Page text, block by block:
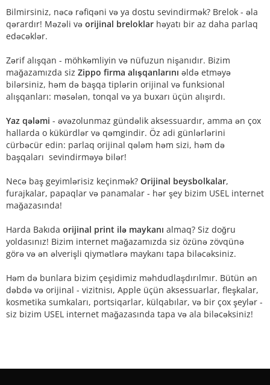
Bilmirsiniz, nəcə rəfiqəni və ya dostu sevindirmək? Brelok - əla
qərardır! Məzəli və orijinal breloklar həyatı bir az daha parlaq
edəcəklər.
Zərif alışqan - möhkəmliyin və nüfuzun nişanıdır. Bizim
mağazamızda siz Zippo firma alışqanlarını əldə etməyə
bilərsiniz, həm də başqa tiplərin orijinal və funksional
alışqanları: məsələn, tonqal və ya buxarı üçün alışırdı.
Yaz qələmi - əvəzolunmaz gündəlik aksessuardır, amma ən çox
hallarda o kükürdlər və qəmgindir. Öz adi günlərlərini
cürbəcür edin: parlaq orijinal qələm həm sizi, həm də
başqaları sevindirməyə bilər!
Necə baş geyimlərisiz keçinmək? Orijinal beysbolkalar,
furajkalar, papaqlar və panamalar - hər şey bizim USEL internet
mağazasında!
Harda Bakıda orijinal print ilə maykanı almaq? Siz doğru
yoldasınız! Bizim internet mağazamızda siz özünə zövqünə
görə və ən əlverişli qiymətlərə maykanı tapa biləcəksiniz.
Həm də bunlara bizim çeşidimiz məhdudlaşdırılmır. Bütün ən
dəbdə və orijinal - vizitnisı, Apple üçün aksessuarlar, fleşkalar,
kosmetika sumkaları, portsiqarlar, külqabılar, və bir çox şeylər -
siz bizim USEL internet mağazasında tapa və ala biləcəksiniz!